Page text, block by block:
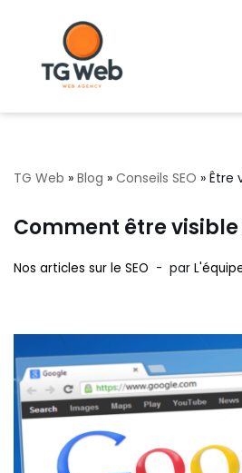
contenu
TG Web » Blog » Conseils SEO » Être
Comment être visible
Nos articles sur le SEO par